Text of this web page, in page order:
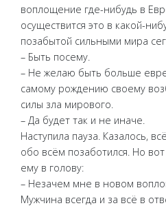
воплощение где-нибудь в
осуществится это в какой-
позабытой сильными мира
– Быть посему.
– Не желаю быть больше
самому рождению своему
силы зла мирового.
– Да будет так и не иначе.
Наступила пауза. Казалось,
обо всём позаботился. Но
ему в голову:
– Незачем мне в новом
Мужчина всегда и за всё в